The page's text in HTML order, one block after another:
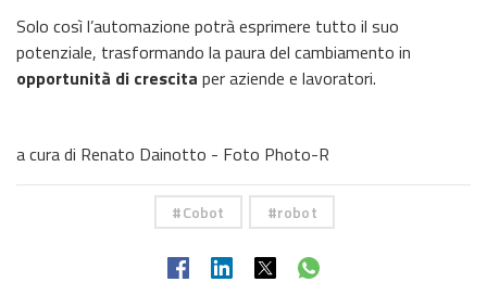
Solo così l’automazione potrà esprimere tutto il suo
potenziale, trasformando la paura del cambiamento in
opportunità di crescita per aziende e lavoratori.
a cura di Renato Dainotto - Foto Photo-R
Cobot robot